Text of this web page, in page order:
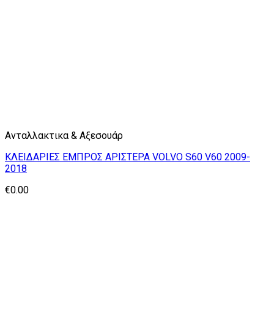
Ανταλλακτικα & Αξεσουάρ
ΚΛΕΙΔΑΡΙΕΣ ΕΜΠΡΟΣ ΑΡΙΣΤΕΡΑ VOLVO S60 V60 2009-
2018
€0.00